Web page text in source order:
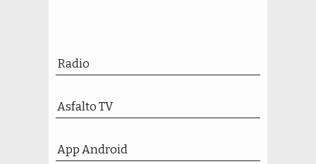
Radio
Asfalto TV
App Android